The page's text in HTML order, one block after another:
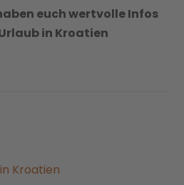
euch wertvolle Infos
in Kroatien
Kroatien